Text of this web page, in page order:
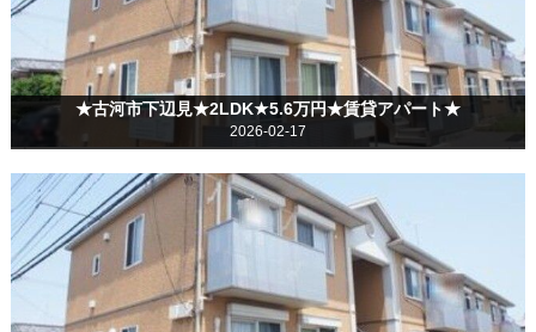
★古河市下辺見★2LDK★5.6万円★賃貸アパート★
2026-02-17